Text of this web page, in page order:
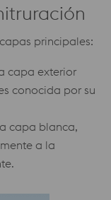
principales:
capa exterior
conocida por su
capa blanca,
a la